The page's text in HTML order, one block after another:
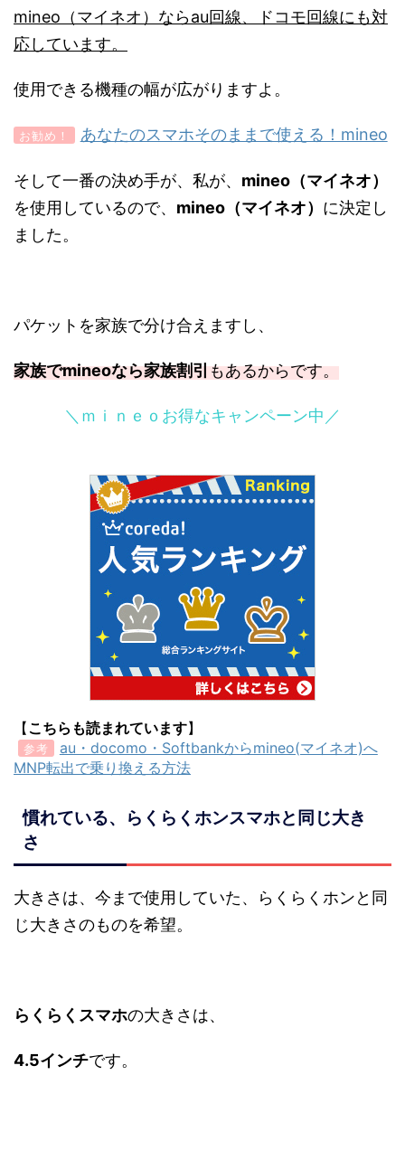
mineo（マイネオ）ならau回線、ドコモ回線にも対
応しています。
使用できる機種の幅が広がりますよ。
お勧め！ あなたのスマホそのままで使える！mineo
そして一番の決め手が、私が、 mineo（マイネオ）
を使用しているので、 mineo（マイネオ） に決定し
ました。
パケットを家族で分け合えますし、
家族でmineoなら家族割引もあるからです。
＼ｍｉｎｅｏお得なキャンペーン中／
【こちらも読まれています】
参考
au・docomo・Softbankからmineo(マイネオ)へ
MNP転出で乗り換える方法
慣れている、らくらくホンスマホと同じ大き
さ
大きさは、今まで使用していた、らくらくホンと同
じ大きさのものを希望。
らくらくスマホの大きさは、
4.5インチです。